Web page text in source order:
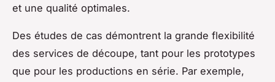
et une qualité optimales.
Des études de cas démontrent la grande flexibilité
des services de découpe, tant pour les prototypes
que pour les productions en série. Par exemple,